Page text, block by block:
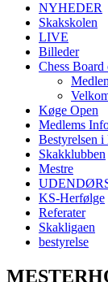
NYHEDER
Skakskolen
LIVE
Billeder
Chess Board
Køge Open
Medlems
Bestyrelsen
Skakklubben
Mestre
KS-Herfølge
Referater
Skakligaen
bestyrelse